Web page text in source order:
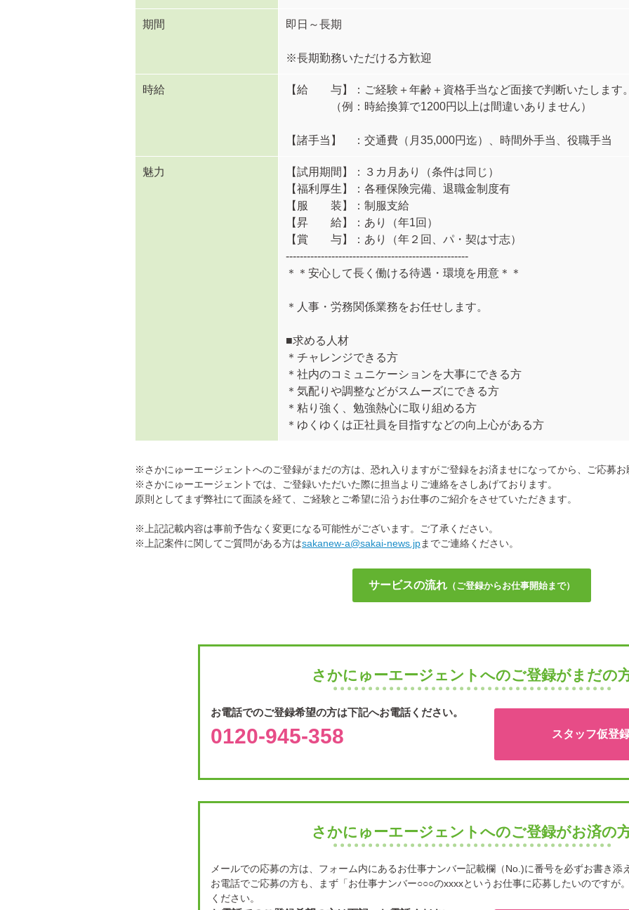
期間 即日～長期
※長期勤務いただける方歓迎
時給
【給 与】：ご経験＋年齢＋資格手当など面接で判断いたします
（例：時給換算で1200円以上は間違いありません）
【諸手当】 ：交通費（月35,000円迄）、時間外手当、役職手当
魅力
【試用期間】：３カ月あり（条件は同じ）
【福利厚生】：各種保険完備、退職金制度有
【服 装】：制服支給
【昇 給】：あり（年1回）
【賞 与】：あり（年２回、パ・契は寸志）
----------------------------------------------------
＊＊安心して長く働ける待遇・環境を用意＊＊
＊人事・労務関係業務をお任せします。
■求める人材
＊チャレンジできる方
＊社内のコミュニケーションを大事にできる方
＊気配りや調整などがスムーズにできる方
＊粘り強く、勉強熱心に取り組める方
＊ゆくゆくは正社員を目指すなどの向上心がある方
※さかにゅーエージェントへのご登録がまだの方は、恐れ入りますがご登録をお済ませになってから、ご応募
※さかにゅーエージェントでは、ご登録いただいた際に担当よりご連絡をさしあげております。
原則としてまず弊社にて面談を経て、ご経験とご希望に沿うお仕事のご紹介をさせていただきます。
※上記記載内容は事前予告なく変更になる可能性がございます。ご了承ください。
※上記案件に関してご質問がある方はsakanew-a@sakai-news.jpまでご連絡ください。
サービスの流れ （ご登録からお仕事開始まで）
さかにゅーエージェントへのご登録がまだの
お電話でのご登録希望の方は下記へお電話ください。
0120-945-358 スタッフ仮登
さかにゅーエージェントへのご登録がお済の
メールでの応募の方は、フォーム内にあるお仕事ナンバー記載欄（No.)に番号を必ずお書き添
お電話でご応募の方も、まず「お仕事ナンバー○○○のxxxxというお仕事に応募したいのですが
ください。